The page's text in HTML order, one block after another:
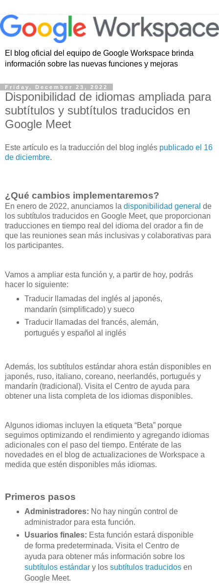
El blog oficial del equipo de Google Workspace brinda
información sobre las nuevas funciones y mejoras
Friday, December 23, 2022
Disponibilidad de idiomas ampliada para
subtítulos y subtítulos traducidos en
Google Meet
Este artículo es la traducción del blog inglés publicado el 16
de diciembre.
¿Qué cambios implementaremos?
En enero de 2022, anunciamos la disponibilidad general de
los subtítulos traducidos en Google Meet, que proporcionan
traducciones en tiempo real del idioma del orador a fin de
que las reuniones sean más inclusivas y colaborativas para
los participantes.
Vamos a ampliar esta función y, a partir de hoy, podrás
hacer lo siguiente:
Traducir llamadas del inglés al japonés,
mandarín (simplificado) y sueco
Traducir llamadas del francés, alemán,
portugués y español al inglés
Además, los subtítulos estándar ahora están disponibles en
japonés, ruso, italiano, coreano, neerlandés, portugués y
mandarín (tradicional). Visita el Centro de ayuda para
obtener una lista completa de los idiomas disponibles.
Algunos idiomas incluyen la etiqueta “Beta” porque
seguimos optimizando el rendimiento y agregando idiomas
adicionales con el paso del tiempo. Entérate de las
novedades en el blog de actualizaciones de Workspace a
medida que estén disponibles más idiomas.
Primeros pasos
Administradores: No hay ningún control de
administrador para esta función.
Usuarios finales: Esta función estará disponible
de forma predeterminada. Visita el Centro de
ayuda para obtener más información sobre los
subtítulos estándary los subtítulos traducidosen
Google Meet.